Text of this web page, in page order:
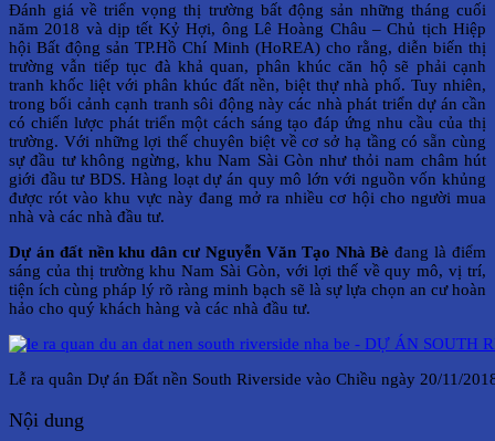
Đánh giá về triển vọng thị trường bất động sản những tháng cuối
năm 2018 và dịp tết Kỷ Hợi, ông Lê Hoàng Châu – Chủ tịch Hiệp
hội Bất động sản TP.Hồ Chí Minh (HoREA) cho rằng, diễn biến thị
trường vẫn tiếp tục đà khả quan, phân khúc căn hộ sẽ phải cạnh
tranh khốc liệt với phân khúc đất nền, biệt thự nhà phố. Tuy nhiên,
trong bối cảnh cạnh tranh sôi động này các nhà phát triển dự án cần
có chiến lược phát triển một cách sáng tạo đáp ứng nhu cầu của thị
trường. Với những lợi thế chuyên biệt về cơ sở hạ tầng có sẵn cùng
sự đầu tư không ngừng, khu Nam Sài Gòn như thỏi nam châm hút
giới đầu tư BDS. Hàng loạt dự án quy mô lớn với nguồn vốn khủng
được rót vào khu vực này đang mở ra nhiều cơ hội cho người mua
nhà và các nhà đầu tư.
Dự án đất nền khu dân cư Nguyễn Văn Tạo Nhà Bèđang là điểm
sáng của thị trường khu Nam Sài Gòn, với lợi thế về quy mô, vị trí,
tiện ích cùng pháp lý rõ ràng minh bạch sẽ là sự lựa chọn an cư hoàn
hảo cho quý khách hàng và các nhà đầu tư.
Lễ ra quân Dự án Đất nền South Riverside vào Chiều ngày 20/11/
Nội dung